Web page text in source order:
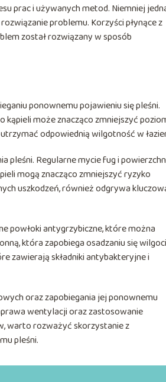
prac i używanych metod. Niemniej
problemu. Korzyści płynące z
został rozwiązany w sposób
ponownemu pojawieniu się pleśni.
może znacząco zmniejszyć
odpowiednią wilgotność w
pleśni. Regularne mycie fug i
mogą znacząco zmniejszyć ryzyko
uszkodzeń, również odgrywa
powłoki antygrzybiczne, które można
która zapobiega osadzaniu się
zawierają składniki antybakteryjne i
oraz zapobiegania jej ponownemu
wentylacji oraz zastosowanie
warto rozważyć skorzystanie z
pleśni.